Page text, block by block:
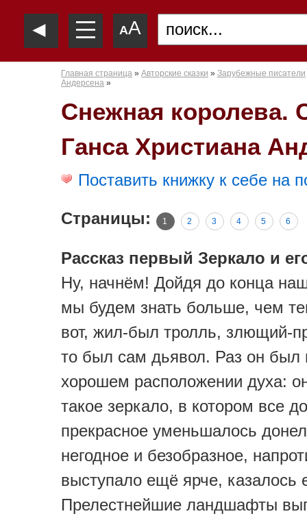
◄ —
—
— AA
Главная страница » Авторские сказки » Зарубежные писатели
Андерсена »
Снежная королева.
Ганса Христиана
Поставить книжку к себе на
Страницы: 1 2 3 4 5 6
Рассказ первый Зеркало и
Ну, начнём! Дойдя до конца
мы будем знать больше, чем
вот, жил-был тролль, злющий-
то был сам дьявол. Раз он был
хорошем расположении духа:
такое зеркало, в котором все
прекрасное уменьшалось
негодное и безобразное,
выступало ещё ярче, казалось
Прелестнейшие ландшафты